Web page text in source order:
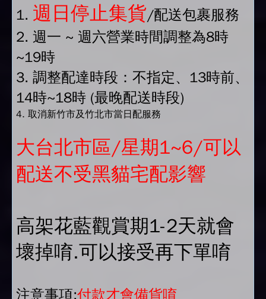
1. 週日停止集貨/配送包裹服務
2. 週一 ~ 週六營業時間調整為8時
~19時
3. 調整配達時段：不指定、13時前、
14時~18時 (最晚配送時段)
4. 取消新竹市及竹北市當日配服務
大台北市區/星期1~6/可以
配送不受黑貓宅配影響
高架花藍觀賞期1-2天就會
壞掉唷.可以接受再下單唷
注意事項:付款才會備貨唷